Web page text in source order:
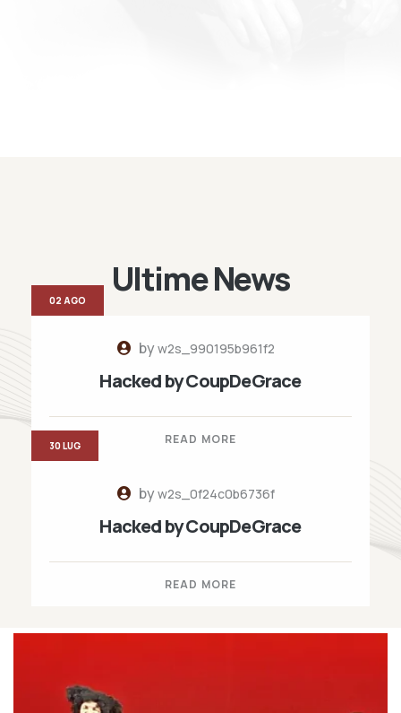
Ultime News
byw2s_990195b961f2
Hacked by CoupDeGrace
READ MORE
02 AGO
byw2s_0f24c0b6736f
Hacked by CoupDeGrace
READ MORE
30 LUG